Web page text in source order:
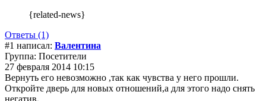
{related-news}
Ответы (1)
#1 написал: Валентина
Группа: Посетители
27 февраля 2014 10:15
Вернуть его невозможно ,так как чувства у него прошли.
Откройте дверь для новых отношений,а для этого надо снять
негатив.